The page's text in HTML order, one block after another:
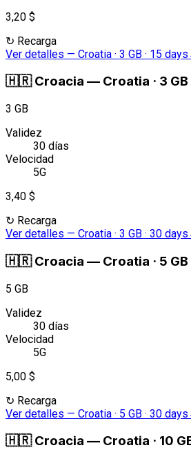
3,20 $
↻ Recarga
Ver detalles — Croatia · 3 GB · 15 days
🇭🇷 Croacia — Croatia · 3
3 GB
Validez
30 días
Velocidad
5G
3,40 $
↻ Recarga
Ver detalles — Croatia · 3 GB · 30 days
🇭🇷 Croacia — Croatia · 5
5 GB
Validez
30 días
Velocidad
5G
5,00 $
↻ Recarga
Ver detalles — Croatia · 5 GB · 30 days
🇭🇷 Croacia — Croatia · 10